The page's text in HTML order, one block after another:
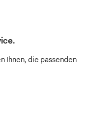
Ihnen, die passenden